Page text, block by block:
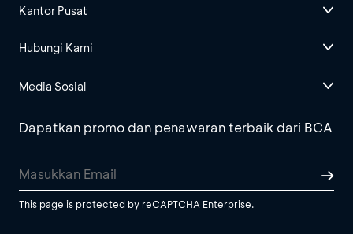
Kantor Pusat
Hubungi Kami
Media Sosial
Dapatkan promo dan penawaran terbaik dari BCA
This page is protected by reCAPTCHA Enterprise.